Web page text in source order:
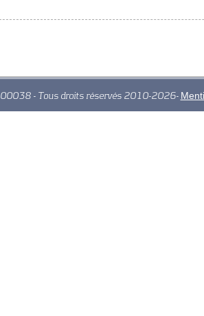
- Tous droits réservés 2010-2026-